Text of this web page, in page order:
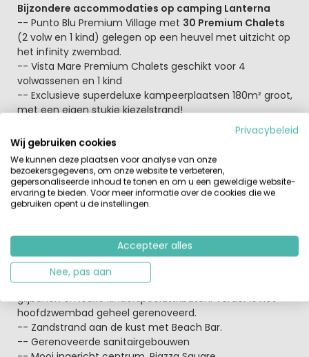
Bijzondere accommodaties op camping Lanterna
-- Punto Blu Premium Village met 30 Premium Chalets
(2 volw en 1 kind) gelegen op een heuvel met uitzicht op
het infinity zwembad.
-- Vista Mare Premium Chalets geschikt voor 4
volwassenen en 1 kind
-- Exclusieve superdeluxe kampeerplaatsen 180m² groot,
met een eigen stukje kiezelstrand!
-- Nieuw 2026: Ruime Kampeerplaatsen met jacuzzi
-- Nieuw 2026: Ruime Kampeerplaatsen met eigen
buitenkeuken en sanitair
-- Nieuw 2026: Compleet vernieuwd en gerenoveerd
sanitair.
-- Lanterna heeft de kwaliteit van alle camping
voorzieningen, met extra aandacht voor de
verbetering van het algehele dienstenpakket verhoogd.
Op Valamar Camping Lanterna vind je onder andere:
-- Aquapark voor het hele gezin met spannende
glijbanen en leuke kinderspeelattributen. Verder is het
hoofdzwembad geheel gerenoveerd.
-- Zandstrand aan de kust met Beach Bar.
-- Gerenoveerde sanitairgebouwen
Privacybeleid
Wij gebruiken cookies
We kunnen deze plaatsen voor analyse van onze
bezoekersgegevens, om onze website te verbeteren,
gepersonaliseerde inhoud te tonen en om u een geweldige website-
ervaring te bieden. Voor meer informatie over de cookies die we
gebruiken opent u de instellingen.
Accepteer alles
Nee, pas aan